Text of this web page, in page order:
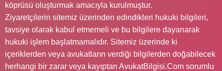
köprüsü oluşturmak amacıyla kurulmuştur.
Ziyaretçilerin sitemiz üzerinden edindikleri hukuki bilgileri,
tavsiye olarak kabul etmemeli ve bu bilgilere dayanarak
hukuki işlem başlatmamalıdır. Sitemiz üzerinde ki
içeriklerden veya avukatların verdiği bilgilerden doğabilecek
herhangi bir zarar veya kayıptan AvukatBilgisi.Com sorumlu